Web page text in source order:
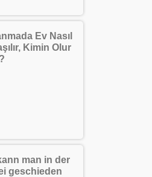
Ev Nasıl
Kimin Olur
man in der
geschieden